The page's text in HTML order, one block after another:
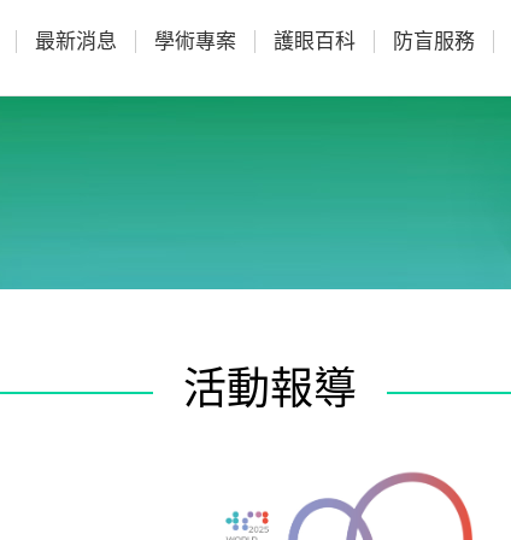
最新消息 學術專案 護眼百科 防盲服務
活動報導